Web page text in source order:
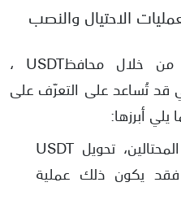
الاحتيال والنصب
مع انتشار عمليات النصب من خلال محافظUSDT ،
قد تُساعد على التعرّف على
أن يعرض عليك أحد المحتالين، تحويل USDT
يكون ذلك عملية